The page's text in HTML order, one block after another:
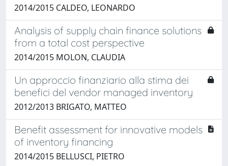
2014/2015 CALDEO, LEONARDO
Analysis of supply chain finance solutions
from a total cost perspective
2014/2015 MOLON, CLAUDIA
Un approccio finanziario alla stima dei
benefici del vendor managed inventory
2012/2013 BRIGATO, MATTEO
Benefit assessment for innovative models
of inventory financing
2014/2015 BELLUSCI, PIETRO